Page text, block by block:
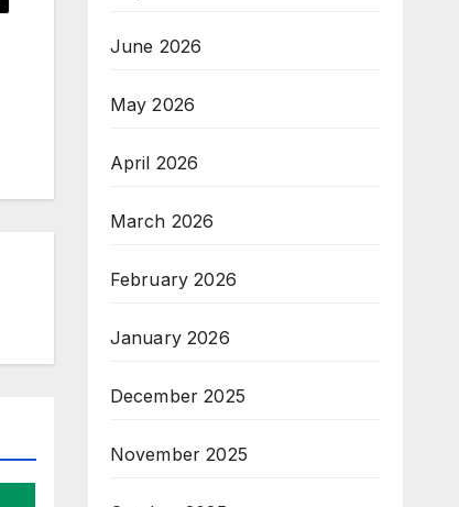
June 2026
May 2026
April 2026
March 2026
February 2026
January 2026
December 2025
November 2025